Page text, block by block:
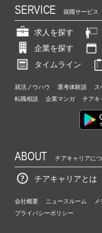
SERVICE 就職サービス
求人を探す
企業を探す
タイムライン
就活ノウハウ 選考体験談 ス
転職相談
企業マンガ チアキ
ABOUT チアキャリアに
チアキャリアとは
会社概要 ニュースルーム
プライバシーポリシー